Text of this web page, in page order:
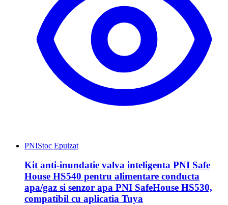
PNIStoc Epuizat
Kit anti-inundatie valva inteligenta PNI Safe
House HS540 pentru alimentare conducta
apa/gaz si senzor apa PNI SafeHouse HS530,
compatibil cu aplicatia Tuya